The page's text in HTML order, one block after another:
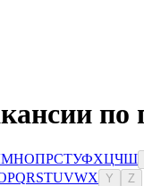
по
МНОПРСТУФХЦЧШ
PQRSTUVWX Y Z